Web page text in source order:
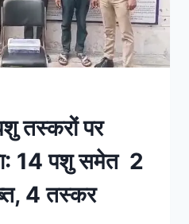
तस्करों पर
14 पशु समेत 2
4 तस्कर